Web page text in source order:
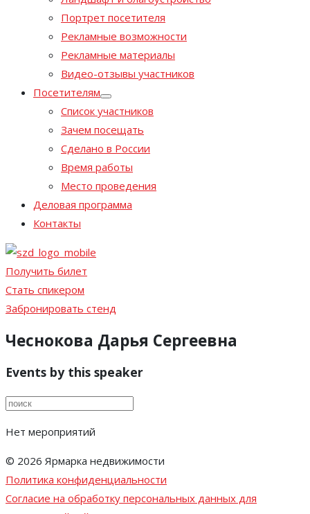
Портрет посетителя
Рекламные возможности
Рекламные материалы
Видео-отзывы участников
Посетителям
Список участников
Зачем посещать
Сделано в России
Время работы
Место проведения
Деловая программа
Контакты
Получить билет
Стать спикером
Забронировать стенд
Чеснокова Дарья Сергеевна
Events by this speaker
Нет мероприятий
© 2026 Ярмарка недвижимости
Политика конфиденциальности
Согласие на обработку персональных данных для